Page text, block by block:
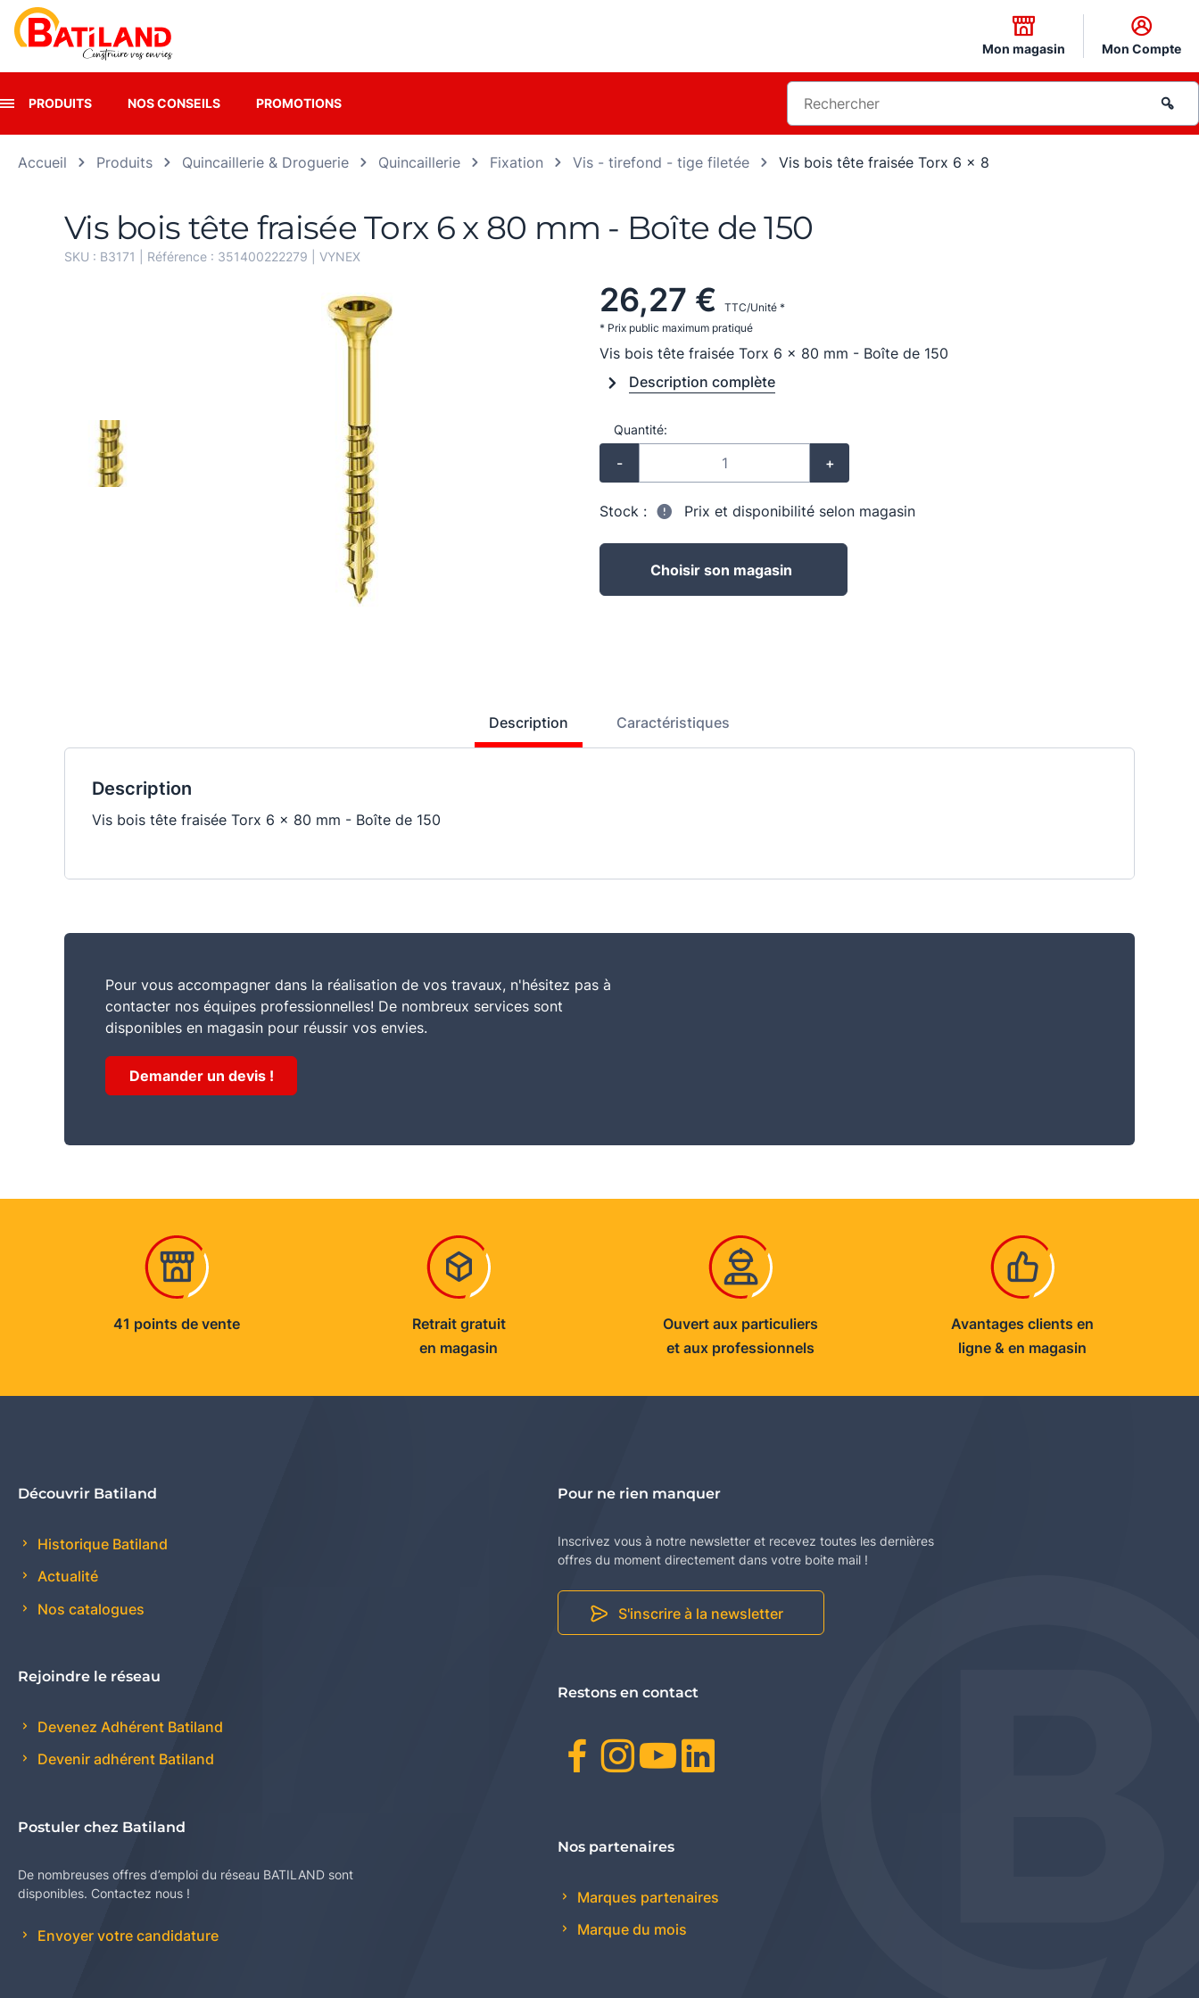
Mon magasin Mon Compte
PRODUITS NOS CONSEILS PROMOTIONS
Accueil Produits Quincaillerie & Droguerie Quincaillerie Fixation Vis - tirefond - tige filetée Vis bois tête fraisée Torx 6 x 8
Vis bois tête fraisée Torx 6 x 80 mm - Boîte de 150
SKU : B3171 | Référence : 351400222279 VYNEX
26,27 €
TTC/Unité *
* Prix public maximum pratiqué
Vis bois tête fraisée Torx 6 x 80 mm - Boîte de 150
Description complète
Quantité:
- +
Stock : Prix et disponibilité selon magasin
Choisir son magasin
Description Caractéristiques
Description
Vis bois tête fraisée Torx 6 x 80 mm - Boîte de 150
Pour vous accompagner dans la réalisation de vos travaux, n'hésitez pas à
contacter nos équipes professionnelles! De nombreux services sont
disponibles en magasin pour réussir vos envies.
Demander un devis !
41 points de vente
Retrait gratuit
en magasin
Ouvert aux particuliers
et aux professionnels
Avantages clients en
ligne & en magasin
Découvrir Batiland
Historique Batiland
Actualité
Nos catalogues
Rejoindre le réseau
Devenez Adhérent Batiland
Devenir adhérent Batiland
Postuler chez Batiland
De nombreuses offres d’emploi du réseau BATILAND sont
disponibles. Contactez nous !
Envoyer votre candidature
Pour ne rien manquer
Inscrivez vous à notre newsletter et recevez toutes les dernières
offres du moment directement dans votre boite mail !
S'inscrire à la newsletter
Restons en contact
Facebook
Instagram
Youtube
Nos partenaires
Marques partenaires
Marque du mois
Panneau de gestion des cookies